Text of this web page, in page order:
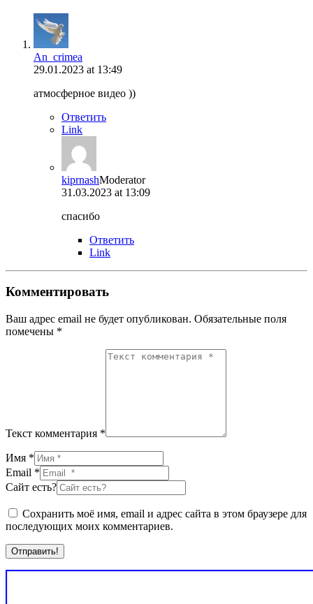
An_crimea
29.01.2023 at 13:49
атмосферное видео ))
Ответить
Link
kiprnashModerator
31.03.2023 at 13:09
спасибо
Ответить
Link
Комментировать
Ваш адрес email не будет опубликован. Обязательные поля
помечены *
Текст комментария *
Имя *
Email *
Сайт есть?
Сохранить моё имя, email и адрес сайта в этом браузере для
последующих моих комментариев.
Отправить!